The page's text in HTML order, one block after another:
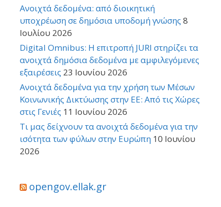
Ανοιχτά δεδομένα: από διοικητική
υποχρέωση σε δημόσια υποδομή γνώσης 8
Ιουλίου 2026
Digital Omnibus: Η επιτροπή JURI στηρίζει τα
ανοιχτά δημόσια δεδομένα με αμφιλεγόμενες
εξαιρέσεις 23 Ιουνίου 2026
Ανοιχτά δεδομένα για την χρήση των Μέσων
Κοινωνικής Δικτύωσης στην ΕΕ: Από τις Χώρες
στις Γενιές 11 Ιουνίου 2026
Τι μας δείχνουν τα ανοιχτά δεδομένα για την
ισότητα των φύλων στην Ευρώπη 10 Ιουνίου
2026
opengov.ellak.gr